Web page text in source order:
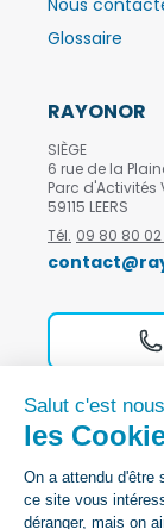
Nous
Glossaire
RAYONOR
SIÈGE
6 rue de la
Parc d'Activités
59115 LEERS
Tél. 09 80 80